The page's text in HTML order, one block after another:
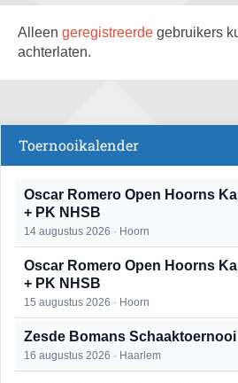
Alleen geregistreerde gebruikers
achterlaten.
Toernooikalender
Oscar Romero Open Hoorns
+ PK NHSB
14 augustus 2026 · Hoorn
Oscar Romero Open Hoorns
+ PK NHSB
15 augustus 2026 · Hoorn
Zesde Bomans Schaaktoernooi
16 augustus 2026 · Haarlem